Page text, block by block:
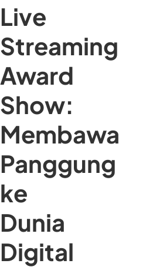
Live
Streaming
Award
Show:
Membawa
Panggung
ke
Dunia
Digital